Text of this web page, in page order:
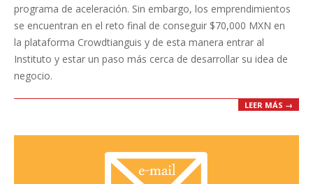
programa de aceleración. Sin embargo, los emprendimientos
se encuentran en el reto final de conseguir $70,000 MXN en
la plataforma Crowdtianguis y de esta manera entrar al
Instituto y estar un paso más cerca de desarrollar su idea de
negocio.
LEER MÁS →